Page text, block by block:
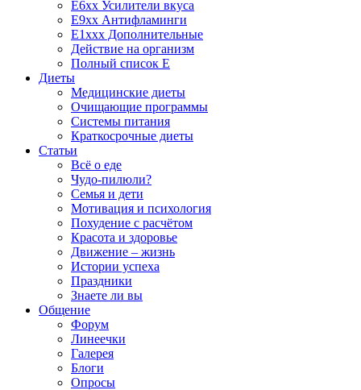
E6xx Усилители вкуса
E9xx Антифламинги
E1xxx Дополнительные
Действие на организм
Полный список E
Диеты
Медицинские диеты
Очищающие программы
Системы питания
Краткосрочные диеты
Статьи
Всё о еде
Чудо-пилюли?
Семья и дети
Мотивация и психология
Похудение с расчётом
Красота и здоровье
Движение – жизнь
Истории успеха
Праздники
Знаете ли вы
Общение
Форум
Линеечки
Галерея
Блоги
Опросы